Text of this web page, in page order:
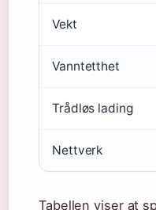
Vekt
Vanntetthet
Trådløs lading
Nettverk
Tabellen viser at